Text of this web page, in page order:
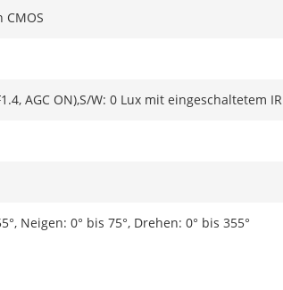
CMOS
AGC ON),S/W: 0 Lux mit eingeschaltetem IR
Neigen: 0° bis 75°, Drehen: 0° bis 355°